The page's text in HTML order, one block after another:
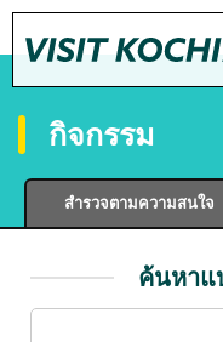
กิจกรรม
สำรวจตามความสนใจ
ค้นหาแ